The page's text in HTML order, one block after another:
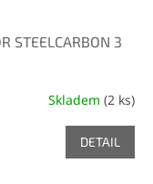
STEELCARBON 3
Skladem (2 ks)
DETAIL